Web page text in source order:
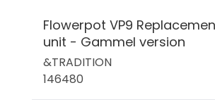
Flowerpot VP9
unit - Gammel version
&TRADITION
146480